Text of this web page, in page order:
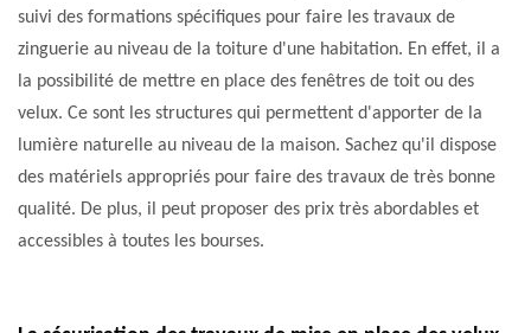
suivi des formations spécifiques pour faire les travaux de
zinguerie au niveau de la toiture d'une habitation. En effet, il a
la possibilité de mettre en place des fenêtres de toit ou des
velux. Ce sont les structures qui permettent d'apporter de la
lumière naturelle au niveau de la maison. Sachez qu'il dispose
des matériels appropriés pour faire des travaux de très bonne
qualité. De plus, il peut proposer des prix très abordables et
accessibles à toutes les bourses.